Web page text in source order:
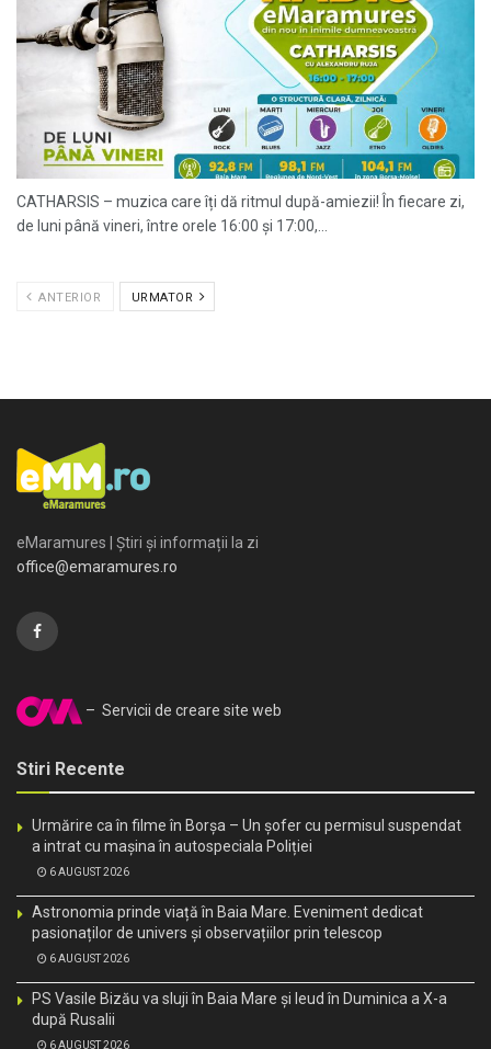
CATHARSIS – muzica care îți dă ritmul după-amiezii! În fiecare zi,
de luni până vineri, între orele 16:00 și 17:00,...
ANTERIOR URMATOR
eMaramures | Știri și informații la zi
office@emaramures.ro
– Servicii de creare site web
Stiri Recente
Urmărire ca în filme în Borșa – Un șofer cu permisul suspendat
a intrat cu mașina în autospeciala Poliției
6 AUGUST 2026
Astronomia prinde viață în Baia Mare. Eveniment dedicat
pasionaților de univers și observațiilor prin telescop
6 AUGUST 2026
PS Vasile Bizău va sluji în Baia Mare și Ieud în Duminica a X-a
după Rusalii
6 AUGUST 2026